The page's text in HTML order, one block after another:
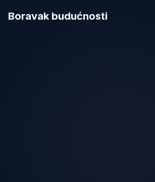
Boravak budućnosti